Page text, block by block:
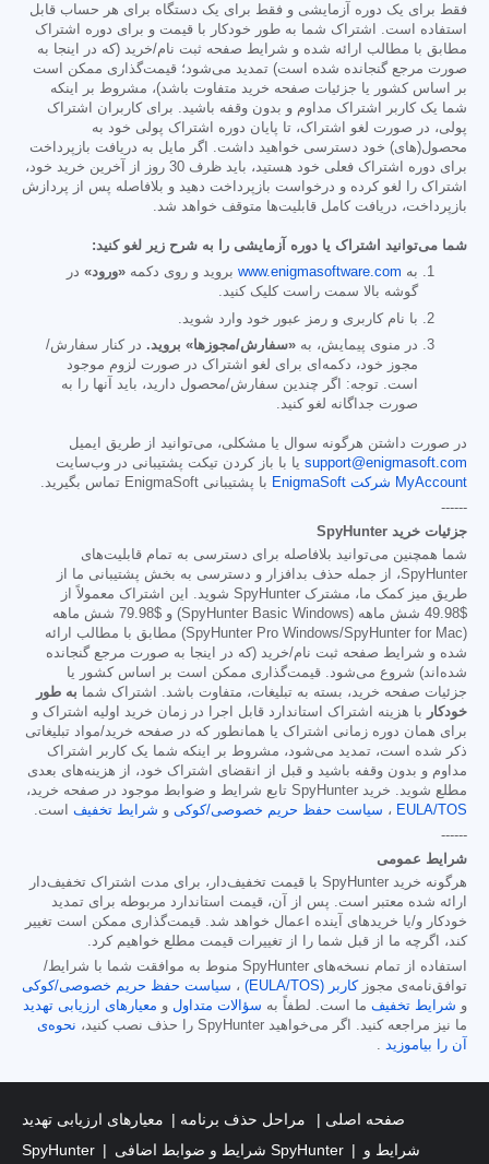
فقط برای یک دوره آزمایشی و فقط برای یک دستگاه برای هر حساب قابل
استفاده است. اشتراک شما به طور خودکار با قیمت و برای دوره اشتراک
مطابق با مطالب ارائه شده و شرایط صفحه ثبت نام/خرید (که در اینجا به
صورت مرجع گنجانده شده است) تمدید می‌شود؛ قیمت‌گذاری ممکن است
بر اساس کشور یا جزئیات صفحه خرید متفاوت باشد)، مشروط بر اینکه
شما یک کاربر اشتراک مداوم و بدون وقفه باشید. برای کاربران اشتراک
پولی، در صورت لغو اشتراک، تا پایان دوره اشتراک پولی خود به
محصول(های) خود دسترسی خواهید داشت. اگر مایل به دریافت بازپرداخت
برای دوره اشتراک فعلی خود هستید، باید ظرف 30 روز از آخرین خرید خود،
اشتراک را لغو کرده و درخواست بازپرداخت دهید و بلافاصله پس از پردازش
بازپرداخت، دریافت کامل قابلیت‌ها متوقف خواهد شد.
شما می‌توانید اشتراک یا دوره آزمایشی را به شرح زیر لغو کنید:
به www.enigmasoftware.com بروید و روی دکمه «ورود» در
گوشه بالا سمت راست کلیک کنید.
با نام کاربری و رمز عبور خود وارد شوید.
در منوی پیمایش، به «سفارش/مجوزها» بروید. در کنار سفارش/
مجوز خود، دکمه‌ای برای لغو اشتراک در صورت لزوم موجود
است. توجه: اگر چندین سفارش/محصول دارید، باید آنها را به
صورت جداگانه لغو کنید.
در صورت داشتن هرگونه سوال یا مشکلی، می‌توانید از طریق ایمیل
support@enigmasoft.com یا با باز کردن تیکت پشتیبانی در وب‌سایت
MyAccount شرکت EnigmaSoft
با پشتیبانی EnigmaSoft تماس بگیرید.
------
جزئیات خرید SpyHunter
شما همچنین می‌توانید بلافاصله برای دسترسی به تمام قابلیت‌های
SpyHunter، از جمله حذف بدافزار و دسترسی به بخش پشتیبانی ما از
طریق میز کمک ما، مشترک SpyHunter شوید. این اشتراک معمولاً از
$49.98
شش ماهه (SpyHunter Basic Windows) و $79.98
شش ماهه
(SpyHunter Pro Windows/SpyHunter for Mac) مطابق با مطالب ارائه
شده و شرایط صفحه ثبت نام/خرید (که در اینجا به صورت مرجع گنجانده
شده‌اند) شروع می‌شود. قیمت‌گذاری ممکن است بر اساس کشور یا
جزئیات صفحه خرید، بسته به تبلیغات، متفاوت باشد. اشتراک شما به طور
خودکار
با هزینه اشتراک استاندارد قابل اجرا در زمان خرید اولیه اشتراک و
برای همان دوره زمانی اشتراک یا همانطور که در صفحه خرید/مواد تبلیغاتی
ذکر شده است، تمدید می‌شود، مشروط بر اینکه شما یک کاربر اشتراک
مداوم و بدون وقفه باشید و قبل از انقضای اشتراک خود، از هزینه‌های بعدی
مطلع شوید. خرید SpyHunter تابع شرایط و ضوابط موجود در صفحه خرید،
EULA/TOS ، سیاست حفظ حریم خصوصی/کوکی و شرایط تخفیف است.
------
شرایط عمومی
هرگونه خرید SpyHunter با قیمت تخفیف‌دار، برای مدت اشتراک تخفیف‌دار
ارائه شده معتبر است. پس از آن، قیمت استاندارد مربوطه برای تمدید
خودکار و/یا خریدهای آینده اعمال خواهد شد. قیمت‌گذاری ممکن است تغییر
کند، اگرچه ما از قبل شما را از تغییرات قیمت مطلع خواهیم کرد.
استفاده از تمام نسخه‌های SpyHunter منوط به موافقت شما با شرایط/
توافق‌نامه‌ی مجوزکاربر (EULA/TOS) ، سیاست حفظ حریم خصوصی/کوکی
و شرایط تخفیف ما است. لطفاً به سؤالات متداول و معیارهای ارزیابی تهدید
ما نیز مراجعه کنید. اگر می‌خواهید SpyHunter را حذف نصب کنید،
نحوه‌ی
آن را بیاموزید
صفحه اصلی مراحل حذف برنامه
معیارهای ارزیابی تهدید
SpyHunter
شرایط و ضوابط اضافی SpyHunter شرایط و